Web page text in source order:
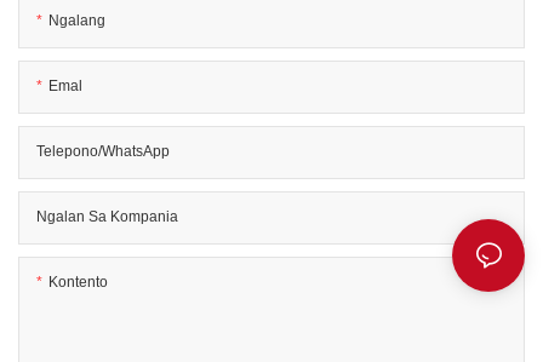
Ngalang
Emal
Telepono/WhatsApp
Ngalan Sa Kompania
Kontento